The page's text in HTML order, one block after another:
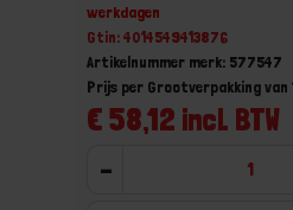
werkdagen
Gtin: 4014549413876
Artikelnummer merk: 577547
€ 58,12 incl. BTW
Prijs per Grootverpakking van
-